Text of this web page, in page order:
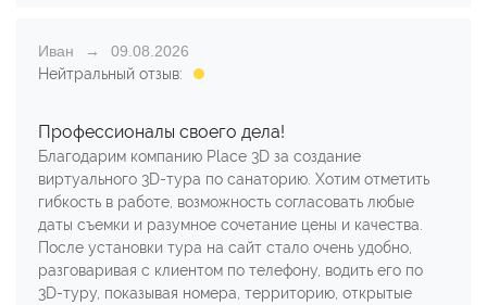
Иван
09.08.2026
Нейтральный отзыв:
Профессионалы своего дела!
Благодарим компанию Place 3D за создание
виртуального 3D-тура по санаторию. Хотим отметить
гибкость в работе, возможность согласовать любые
даты съемки и разумное сочетание цены и качества.
После установки тура на сайт стало очень удобно,
разговаривая с клиентом по телефону, водить его по
3D-туру, показывая номера, территорию, открытые